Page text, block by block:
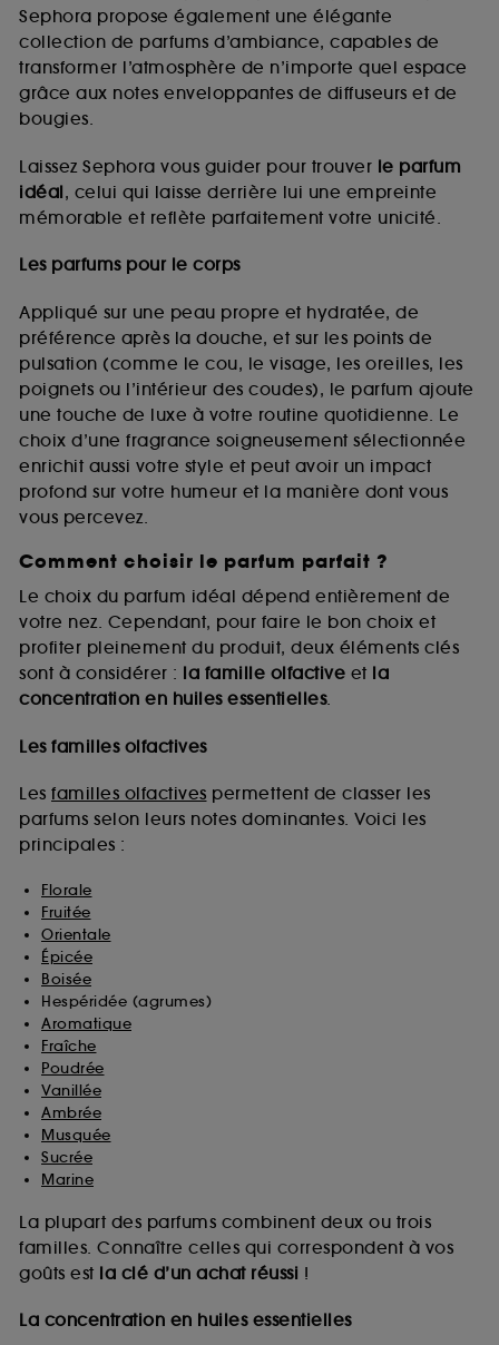
Sephora propose également une élégante
collection de parfums d’ambiance, capables de
transformer l’atmosphère de n’importe quel espace
grâce aux notes enveloppantes de diffuseurs et de
bougies.
Laissez Sephora vous guider pour trouver le parfum
idéal, celui qui laisse derrière lui une empreinte
mémorable et reflète parfaitement votre unicité.
Les parfums pour le corps
Appliqué sur une peau propre et hydratée, de
préférence après la douche, et sur les points de
pulsation (comme le cou, le visage, les oreilles, les
poignets ou l’intérieur des coudes), le parfum ajoute
une touche de luxe à votre routine quotidienne. Le
choix d’une fragrance soigneusement sélectionnée
enrichit aussi votre style et peut avoir un impact
profond sur votre humeur et la manière dont vous
vous percevez.
Comment choisir le parfum parfait ?
Le choix du parfum idéal dépend entièrement de
votre nez. Cependant, pour faire le bon choix et
profiter pleinement du produit, deux éléments clés
sont à considérer : la famille olfactive et la
concentration en huiles essentielles.
Les familles olfactives
Les familles olfactives permettent de classer les
parfums selon leurs notes dominantes. Voici les
principales :
Florale
Fruitée
Orientale
Épicée
Boisée
Hespéridée (agrumes)
Aromatique
Fraîche
Poudrée
Vanillée
Ambrée
Musquée
Sucrée
Marine
La plupart des parfums combinent deux ou trois
familles. Connaître celles qui correspondent à vos
goûts est la clé d’un achat réussi !
La concentration en huiles essentielles
de vous plaire via des publicités, y compris sur des
sites tiers et sur les réseaux sociaux, sur la base
des pages que vous avez consultées, de votre
navigation, et de l'historique de vos interactions.
d’en améliorer la performance.
Cookies de sécurisation des paiements en ligne :
fraudes aux moyens de paiement et les
usurpations d’identité.
Cookies fonctionnels :il s’agit de cookies
permettant l’affichage et/ou la fourniture de
certaines fonctionnalités du site, tel que les
cookies d’authentification qui sont utilisés afin de
vous faire bénéficier de l’authentification
prolongée vous permettant d’accéder à votre
compte lors de votre prochaine visite sur le site
sans saisir à nouveau votre identifiant et mot de
passe.
A l'exception des cookies techniques, le dépôt et la
lecture de ces traceurs requiert votre accord. Vous
pouvez personnaliser vos choix concernant le dépôt
de ces cookies grâce au bouton "personnaliser mes
choix" ci-dessous ou décider de "tout accepter".
Sephora pourra associer les informations de
navigation collectées par ces Cookies, pour les
collectées ou générées lors de votre activité en ligne
sur "continuer sans accepter". Voous pouvez à tout
moment choisir de retirer votrte consentement. Si vous
souhaitez obtenir plus d'information sur les cookies
utilisés, cliquez